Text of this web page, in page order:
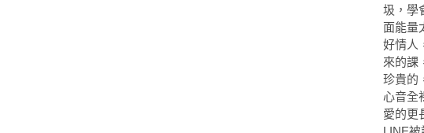
圾，學
面能量
好情人
來的課，必須自己去摸索、去體會，才能找到最適合彼此的方式，每份感情都是珍貴的，請好好對待，別輕易傷害它。 日本最珍惜企業 7成員工是身障 佐佐木心音全裸演出人形少女 男人三種撒嬌 對妳偷偷示愛喔！ 記得保有原來的自己 愛的更長久 紅遍網路 南韓「G胸妹」真面目 男人脆弱時 給他一個溫柔的依靠 LINE被誰封鎖 兩招測試就知道 愛愛十招武功大絕 讓高潮不間斷 這3種恐怖情人 選擇離開準沒錯 一個人的閃光餵食 地主惠亮你還來 瘋電影／厲陰宅2 靈魂不一定是惡靈 2016夏季新檔日劇大閱兵 阿榮／OpenHardwareM.. 7道超下飯的絞肉料理 圖、文／女人幫 你們很久沒有出去約會了嗎？ 你們是不是很久沒接吻了？ 你們是不是越來越沒有親密行為？ 他是不是開始不叫你寶貝或親暱稱呼了？ 男人出軌前的徵兆，妳一定要看出來，免得到最後被傷得遍體鱗傷，還不知道發生什麼事。 １．行蹤成謎，變的神秘 他變得神神秘秘的忙碌了起來，行程也捉摸不定，妳無法隨時找到他，他卻總是有理由能讓妳停止追問下去，妳不知道他的忙碌從何而來，也不知道自己做錯了什麼，他像是在躲著妳一樣，就連平常打個電話，也都沒能講上幾句，如果有這種感覺怪又說不上來的無力感，可就要注意了，他心中必定有鬼。 ２．對妳比平常還要更好 他突然開始對妳獻殷勤，沒有節日也會送妳禮物，對妳的關心呵護，比平常還要多更多，妳也不知道怎麼回事，他好像變得更愛妳更疼妳了，但其實他只是在為愧疚感贖罪，讓他自己遠離罪人的稱號，少點罪惡感，然後繼續瀟灑的與第三者偷來暗去！別以為這是種好運，妳的幸褔正在加溫，妳開心之餘卻沒發現，這是男人出軌前的徵兆，妳要有自覺，才不會讓自己變成蒙在鼓裡的犧牲者。 ３．手機總是不離身 妳明明就在旁邊，照理說會跟他一直傳訊息、講電話的只有妳，但怎麼他手裡還是緊握著電話，像是隨時都在等待訊息，就怕漏回一樣，妳想查看他手機，他卻異常的緊張，甚至支支吾吾的結巴了起來，再不然就是惱羞，直接氣妳的不信任，不管是哪種辦法，妳最後還是無法知道另一頭和他聯繫的人是誰。 出軌不是臨時起意，就算一時的意亂情迷，也別